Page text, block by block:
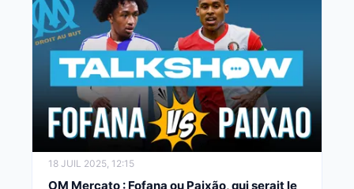
18 JUIL 2025, 12:15
OM Mercato : Fofana ou Paixão, qui serait le